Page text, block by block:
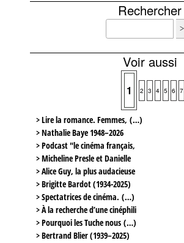
Rechercher
Voir aussi
1 2 3 4 5 6 7
> Lire la romance. Femmes, (…)
> Nathalie Baye 1948–2026
> Podcast "le cinéma français,
> Micheline Presle et Danielle
> Alice Guy, la plus audacieuse
> Brigitte Bardot (1934-2025)
> Spectatrices de cinéma. (…)
> À la recherche d’une cinéphili
> Pourquoi les Tuche nous (…)
> Bertrand Blier (1939–2025)